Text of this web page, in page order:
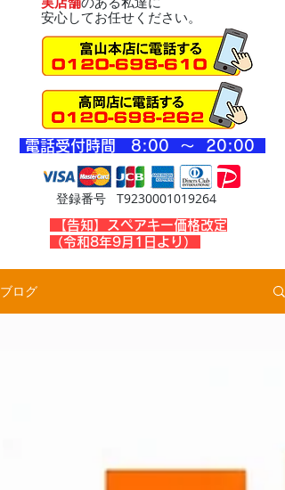
安心してお任せください。
登録番号 T9230001019264
​電話受付時間 8:00 ～ 20:00
​【告知】スペアキー価格改定
（令和8年9月1日より）
ブログ